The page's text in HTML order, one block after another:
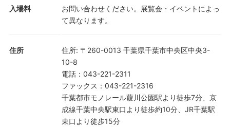
入場料
お問い合わせください。展覧会・イベントによっ
て異なります。
住所 住所: 〒260-0013 千葉県千葉市中央区中央3-
10-8
電話 ： 043-221-2311
ファックス ： 043-221-2316
千葉都市モノレール葭川公園駅より徒歩7分、京
成線千葉中央駅東口より徒歩約10分、JR千葉駅
東口より徒歩15分